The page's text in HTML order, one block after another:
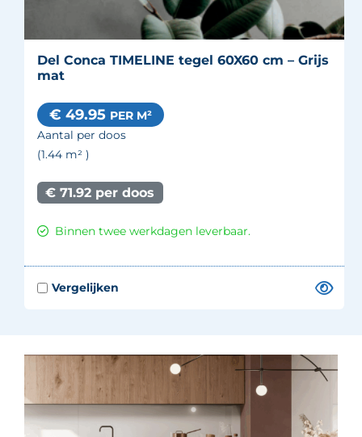
Del Conca TIMELINE tegel 60X60 cm – Grijs
mat
€ 49.95 PER M²
Aantal per doos
(1.44 m² )
€ 71.92 per doos
Binnen twee werkdagen leverbaar.